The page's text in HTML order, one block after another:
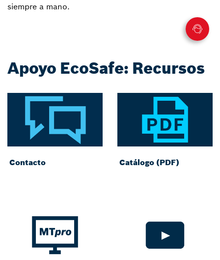
siempre a mano.
Apoyo EcoSafe: Recursos
Contacto Catálogo (PDF)